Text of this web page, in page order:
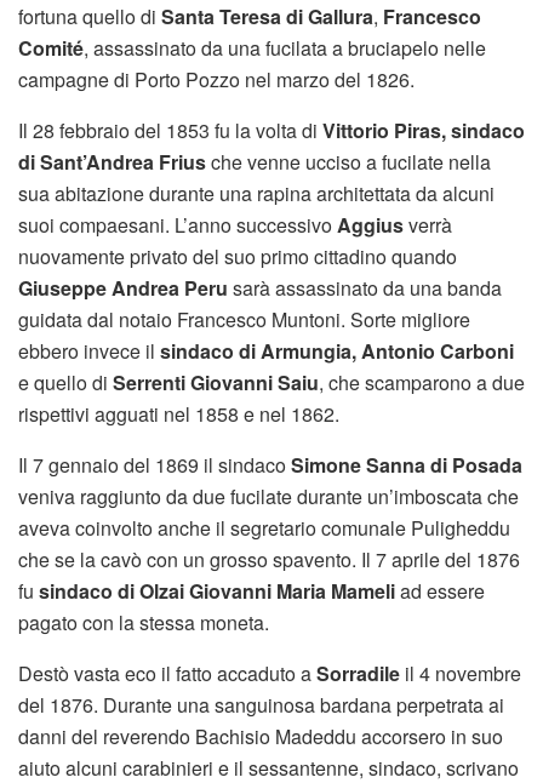
fortuna quello di Santa Teresa di Gallura, Francesco
Comité, assassinato da una fucilata a bruciapelo nelle
campagne di Porto Pozzo nel marzo del 1826.
Il 28 febbraio del 1853 fu la volta di Vittorio Piras, sindaco
di Sant’Andrea Friusche venne ucciso a fucilate nella
sua abitazione durante una rapina architettata da alcuni
suoi compaesani. L’anno successivoAggiusverrà
nuovamente privato del suo primo cittadino quando
Giuseppe Andrea Peru saràassassinato da una banda
guidata dal notaio Francesco Muntoni. Sorte migliore
ebbero invece il sindaco di Armungia, Antonio Carboni
e quello di Serrenti Giovanni Saiu, che scamparono a due
rispettivi agguati nel 1858 e nel 1862.
Il 7 gennaio del 1869 il sindacoSimone Sanna di Posada
veniva raggiunto da due fucilate durante un’imboscata che
aveva coinvolto anche il segretario comunale Puligheddu
che se la cavò con un grosso spavento. Il 7 aprile del 1876
fu sindaco di OlzaiGiovanni Maria Mameliad essere
pagato con la stessa moneta.
Destò vasta eco il fatto accaduto aSorradile il 4 novembre
del 1876. Durante una sanguinosa bardana perpetrata ai
danni del reverendo Bachisio Madeddu accorsero in suo
aiuto alcuni carabinieri e il sessantenne, sindaco, scrivano